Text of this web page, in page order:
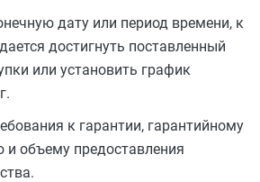
дату или период времени, к
достигнуть поставленный
или установить график
к гарантии, гарантийному
объему предоставления